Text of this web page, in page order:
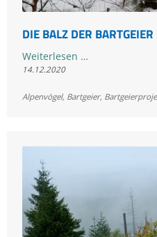
DIE BALZ DER
Weiterlesen …
Bartgeier
14.12.2020
Alpenvögel, Bartgeier,